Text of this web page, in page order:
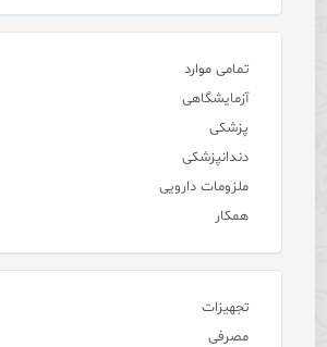
تمامی موارد
آزمایشگاهی
پزشکی
دندانپزشکی
ملزومات دارویی
همکار
تجهیزات
مصرفی